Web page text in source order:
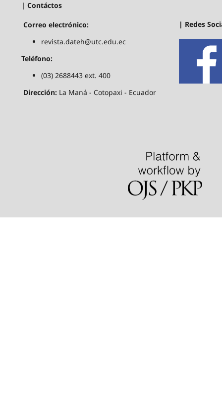
| Contáctos
Correo electrónico:
revista.dateh@utc.edu.ec
Teléfono:
(03) 2688443 ext. 400
Dirección: La Maná - Cotopaxi - Ecuador
| Redes